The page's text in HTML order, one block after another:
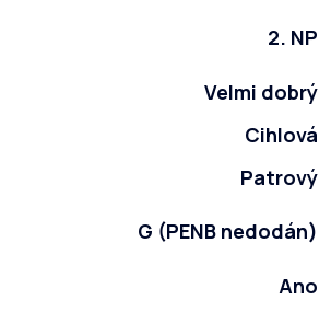
2. NP
Velmi dobrý
Cihlová
Patrový
G (PENB nedodán)
Ano